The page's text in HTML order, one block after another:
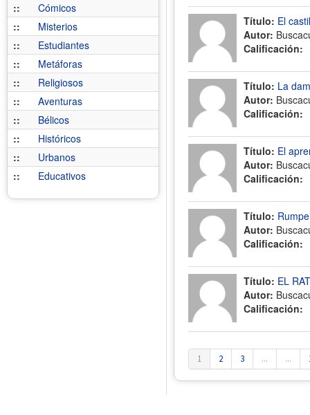
::
Cómicos
::
Misterios
::
Estudiantes
::
Metáforas
::
Religiosos
::
Aventuras
::
Bélicos
::
Históricos
::
Urbanos
::
Educativos
Título: El
Autor:
Calificación:
Título: La
Autor:
Calificación:
Título: El
Autor:
Calificación:
Título:
Autor:
Calificación:
Título: EL
Autor:
Calificación:
1 2 3 ... ...